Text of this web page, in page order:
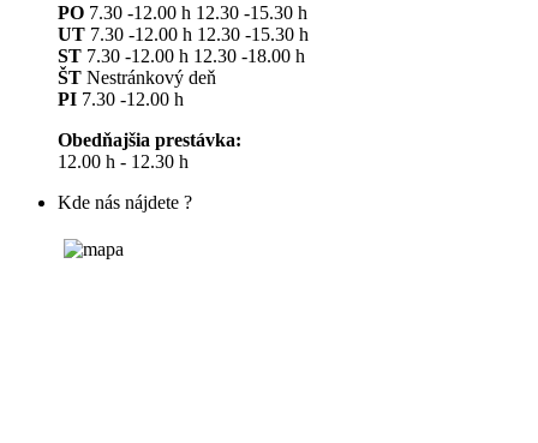
PO 7.30 -12.00 h 12.30 -15.30 h
UT 7.30 -12.00 h 12.30 -15.30 h
ST 7.30 -12.00 h 12.30 -18.00 h
ŠT Nestránkový deň
PI 7.30 -12.00 h
Obedňajšia prestávka:
12.00 h - 12.30 h
Kde nás nájdete ?